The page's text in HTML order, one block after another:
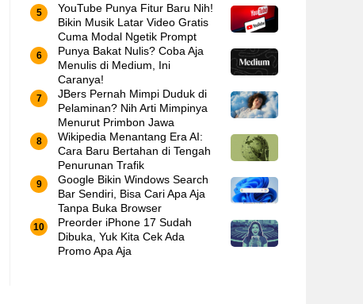
YouTube Punya Fitur Baru Nih!
Bikin Musik Latar Video Gratis
Cuma Modal Ngetik Prompt
Punya Bakat Nulis? Coba Aja
Menulis di Medium, Ini
Caranya!
JBers Pernah Mimpi Duduk di
Pelaminan? Nih Arti Mimpinya
Menurut Primbon Jawa
Wikipedia Menantang Era AI:
Cara Baru Bertahan di Tengah
Penurunan Trafik
Google Bikin Windows Search
Bar Sendiri, Bisa Cari Apa Aja
Tanpa Buka Browser
Preorder iPhone 17 Sudah
Dibuka, Yuk Kita Cek Ada
Promo Apa Aja